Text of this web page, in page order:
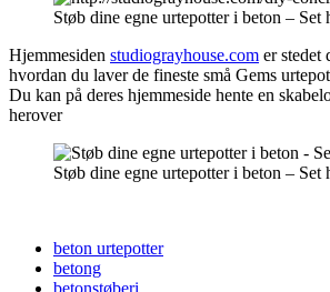
Støb dine egne urtepotter i beton –
Hjemmesiden studiograyhouse.com er stedet
hvordan du laver de fineste små Gems
Du kan på deres hjemmeside hente en
herover
Støb dine egne urtepotter i beton –
beton urtepotter
betong
betonstøberi